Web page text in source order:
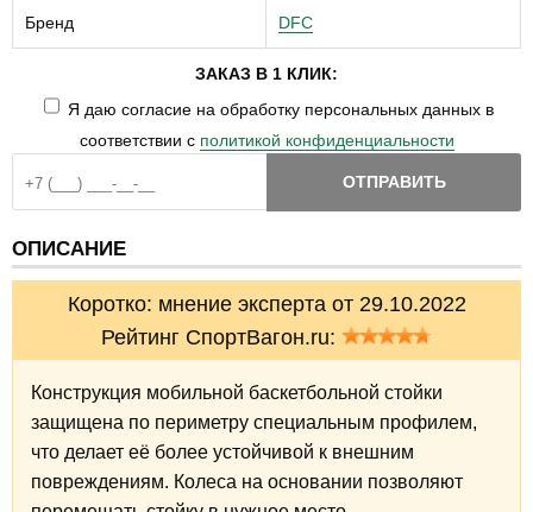
Бренд DFC
ЗАКАЗ В 1 КЛИК:
Я даю согласие на обработку персональных данных в
соответствии с политикой конфиденциальности
ОТПРАВИТЬ
ОПИСАНИЕ
Коротко: мнение эксперта от 29.10.2022
Рейтинг СпортВагон.ru:
Конструкция мобильной баскетбольной стойки
защищена по периметру специальным профилем,
что делает её более устойчивой к внешним
повреждениям. Колеса на основании позволяют